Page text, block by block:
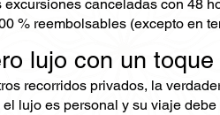
canceladas con 48
% reembolsables (excepto en
lujo con un
recorridos privados, la
lujo es personal y su viaje